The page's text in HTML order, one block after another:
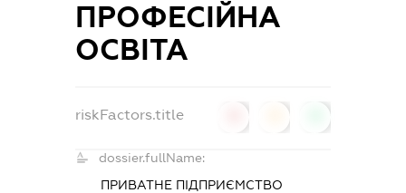
ПРОФЕСІЙНА
ОСВІТА
riskFactors.title
dossier.fullName:
ПРИВАТНЕ ПІДПРИЄМСТВО